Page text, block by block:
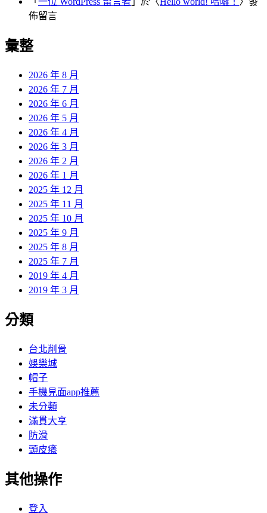
佈留言
彙整
2026 年 8 月
2026 年 7 月
2026 年 6 月
2026 年 5 月
2026 年 4 月
2026 年 3 月
2026 年 2 月
2026 年 1 月
2025 年 12 月
2025 年 11 月
2025 年 10 月
2025 年 9 月
2025 年 8 月
2025 年 7 月
2019 年 4 月
2019 年 3 月
分類
台北削骨
娛樂城
帽子
手機見面app推薦
未分類
滿貫大亨
防滑
頭皮癢
其他操作
登入